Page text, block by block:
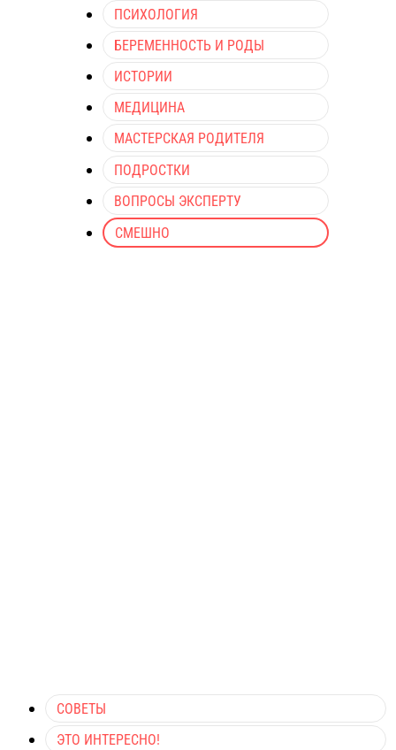
ПСИХОЛОГИЯ
БЕРЕМЕННОСТЬ И РОДЫ
ИСТОРИИ
МЕДИЦИНА
МАСТЕРСКАЯ РОДИТЕЛЯ
ПОДРОСТКИ
ВОПРОСЫ ЭКСПЕРТУ
СМЕШНО
СОВЕТЫ
ЭТО ИНТЕРЕСНО!